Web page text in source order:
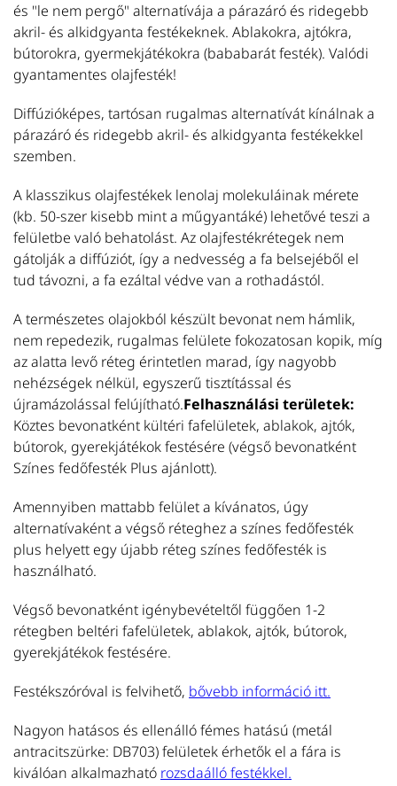
és "le nem pergő" alternatívája a párazáró és ridegebb
akril- és alkidgyanta festékeknek. Ablakokra, ajtókra,
bútorokra, gyermekjátékokra (bababarát festék). Valódi
gyantamentes olajfesték!
Diffúzióképes, tartósan rugalmas alternatívát kínálnak a
párazáró és ridegebb akril- és alkidgyanta festékekkel
szemben.
A klasszikus olajfestékek lenolaj molekuláinak mérete
(kb. 50-szer kisebb mint a műgyantáké) lehetővé teszi a
felületbe való behatolást. Az olajfestékrétegek nem
gátolják a diffúziót, így a nedvesség a fa belsejéből el
tud távozni, a fa ezáltal védve van a rothadástól.
A természetes olajokból készült bevonat nem hámlik,
nem repedezik, rugalmas felülete fokozatosan kopik, míg
az alatta levő réteg érintetlen marad, így nagyobb
nehézségek nélkül, egyszerű tisztítással és
újramázolással felújítható.Felhasználási területek:
Köztes bevonatként kültéri fafelületek, ablakok, ajtók,
bútorok, gyerekjátékok festésére (végső bevonatként
Színes fedőfesték Plus ajánlott).
Amennyiben mattabb felület a kívánatos, úgy
alternatívaként a végső réteghez a színes fedőfesték
plus helyett egy újabb réteg színes fedőfesték is
használható.
Végső bevonatként igénybevételtől függően 1-2
rétegben beltéri fafelületek, ablakok, ajtók, bútorok,
gyerekjátékok festésére.
Festékszóróval is felvihető, bővebb információ itt.
Nagyon hatásos és ellenálló fémes hatású (metál
antracitszürke: DB703) felületek érhetők el a fára is
kiválóan alkalmazható rozsdaálló festékkel.